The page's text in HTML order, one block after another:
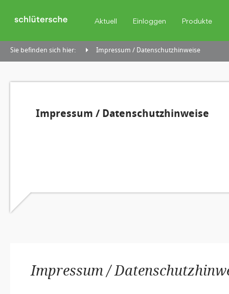
Aktuell Einloggen Produkte
Sie befinden sich hier: Impressum / Datenschutzhinweise
Impressum / Datenschutzhinweise
Impressum /